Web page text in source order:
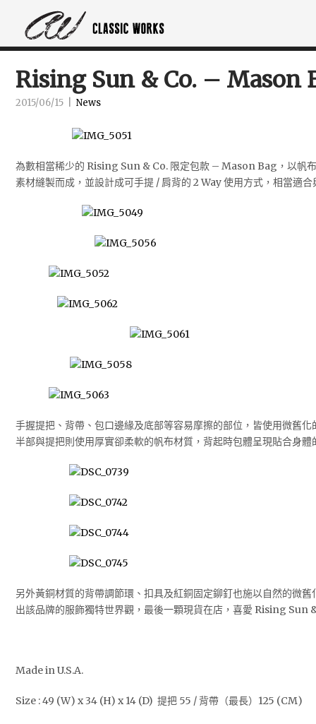
Rising Sun & Co. – Mason
2015/06/15 News
為數相當稀少的 Rising Sun & Co. 限定包款 – Mason Bag，以帆
素材縫製而成，並設計成可手提 / 肩背的 2 Way 使用方式，相當適
手握提把、背帶、包口邊緣及底部等容易摩擦的部位，皆使用微舊
半部與提把則使用厚實卻柔軟的帆布材質，背起時包體呈現貼合身
另外黃銅材質的背帶調節環、扣具及紅銅固定鉚釘也施以自然的微
出該品牌的服飾獨特世界觀，最後一顆現貨在店，喜愛 Rising Sun
Made in U.S.A.
Size : 49 (W) x 34 (H) x 14 (D) 提把 55 / 背帶（最長）125 (CM)